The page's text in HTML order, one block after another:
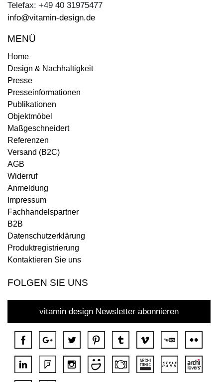
Telefax: +49 40 31975477
info@vitamin-design.de
MENÜ
Home
Design & Nachhaltigkeit
Presse
Presseinformationen
Publikationen
Objektmöbel
Maßgeschneidert
Referenzen
Versand (B2C)
AGB
Widerruf
Anmeldung
Impressum
Fachhandelspartner
B2B
Datenschutzerklärung
Produktregistrierung
Kontaktieren Sie uns
FOLGEN SIE UNS
vitamin design Newsletter abonnieren